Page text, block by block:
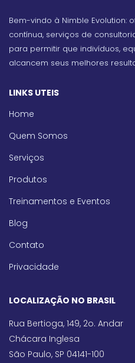
Bem-vindo à Nimble Evolution:
contínua, serviços de
para permitir que indivíduos,
alcancem seus melhores
LINKS UTEIS
Home
Quem Somos
Serviços
Produtos
Treinamentos e Eventos
Blog
Contato
Privacidade
LOCALIZAÇÃO NO BRASIL
Rua Bertioga, 149, 2o. Andar
Chácara Inglesa
São Paulo, SP 04141-100